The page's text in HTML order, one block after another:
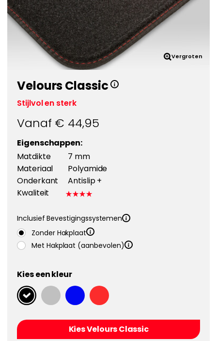
Vergroten
Velours Classic
Stijlvol en sterk
Vanaf € 44,95
Eigenschappen:
Matdikte
7 mm
Materiaal
Polyamide
Onderkant
Antislip +
Kwaliteit
Inclusief Bevestigingssystemen
Zonder Hakplaat
Met Hakplaat (aanbevolen)
Kies een kleur
Kies Velours Classic